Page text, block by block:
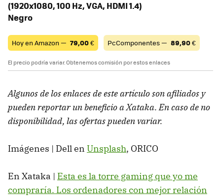
(1920x1080, 100 Hz, VGA, HDMI 1.4)
Negro
Hoy en Amazon — 79,00€ PcComponentes — 89,90€
El precio podría variar. Obtenemos comisión por estos enlaces
Algunos de los enlaces de este artículo son afiliados y
pueden reportar un beneficio a Xataka. En caso de no
disponibilidad, las ofertas pueden variar.
Imágenes | Dell en Unsplash, ORICO
En Xataka | Esta es la torre gaming que yo me
compraría. Los ordenadores con mejor relación